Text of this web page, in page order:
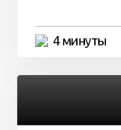
4 минуты